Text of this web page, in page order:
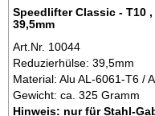
Speedlifter Classic - T10
39,5mm
Art.Nr. 10044
Reduzierhülse: 39,5mm
Material: Alu AL-6061-T6 /
Gewicht: ca. 325 Gramm
Hinweis: nur für Stahl-